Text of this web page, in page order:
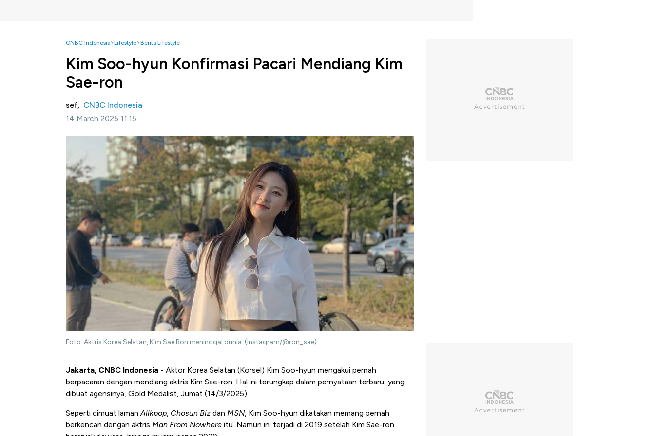
CNBC Indonesia Lifestyle Berita Lifestyle
Kim Soo-hyun Konfirmasi Pacari Mendiang Kim
Sae-ron
sef, CNBC Indonesia
14 March 2025 11:15
Foto: Aktris Korea Selatan, Kim Sae Ron meninggal dunia. (Instagram/@ron_sae)
Jakarta, CNBC Indonesia - Aktor Korea Selatan (Korsel) Kim Soo-hyun mengakui pernah
berpacaran dengan mendiang aktris Kim Sae-ron. Hal ini terungkap dalam pernyataan terbaru, yang
dibuat agensinya, Gold Medalist, Jumat (14/3/2025).
Seperti dimuat lamanAllkpop, Chosun Biz dan MSN, Kim Soo-hyun dikatakan memang pernah
berkencan dengan aktris Man From Nowhere itu. Namun ini terjadi di 2019 setelah Kim Sae-ron